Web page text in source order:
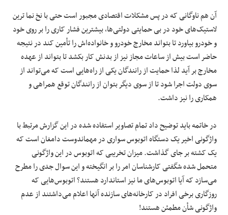
آن هم ناوگانی که در پس مشکلات اقتصادی مجبور است حتی با نخ نما ترین
لاستیک‌های خود در بی حمایتی دولتی‌ها، بیشترین فشار کاری را بر روی خود
و خودرو بیاورد تا بتواند مخارج خودرو و خانواده‌اش را تأمین کند در نتیجه
حاضر است بیش از ساعات مجاز نیز از بدنش کار بکشد تا بتواند از عهده
مخارج بر آید لذا حمایت از رانندگان یکی از راه‌هایی است که می‌تواند از
سوی دولت اجرا شود تا از سوی دیگر بتوان از رانندگان توقع همراهی و
همکاری را نیز داشت.
در خاتمه باید توضیح داد تمام تصاویر استفاده شده در این گزارش مرتبط با
واژگونی اخیر یک دستگاه اتوبوس سواری در مهماندوست دامغان است که
یک کشته بر جای گذاشت. میزان تخریبی که اتوبوس در این واژگونی
متحمل شده شگفتی کارشناسان امر را بر انگیخته و این سوال جدی را مطرح
می‌سازد که آیا اتوبوس‌های ما نیز استاندارد هستند؟ اتوبوس‌هایی که
روزگاری برخی افراد در کارخانه‌های سازنده آنها اعلام می‌داشتند از عدم
واژگونی شأن مطمئن هستند!